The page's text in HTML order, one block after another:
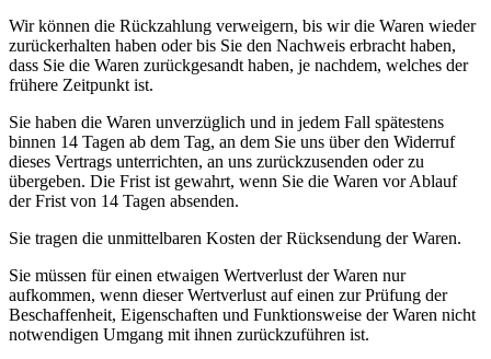
Wir können die Rückzahlung verweigern, bis wir die Waren wieder
zurückerhalten haben oder bis Sie den Nachweis erbracht haben,
dass Sie die Waren zurückgesandt haben, je nachdem, welches der
frühere Zeitpunkt ist.
Sie haben die Waren unverzüglich und in jedem Fall spätestens
binnen 14 Tagen ab dem Tag, an dem Sie uns über den Widerruf
dieses Vertrags unterrichten, an uns zurückzusenden oder zu
übergeben. Die Frist ist gewahrt, wenn Sie die Waren vor Ablauf
der Frist von 14 Tagen absenden.
Sie tragen die unmittelbaren Kosten der Rücksendung der Waren.
Sie müssen für einen etwaigen Wertverlust der Waren nur
aufkommen, wenn dieser Wertverlust auf einen zur Prüfung der
Beschaffenheit, Eigenschaften und Funktionsweise der Waren nicht
notwendigen Umgang mit ihnen zurückzuführen ist.